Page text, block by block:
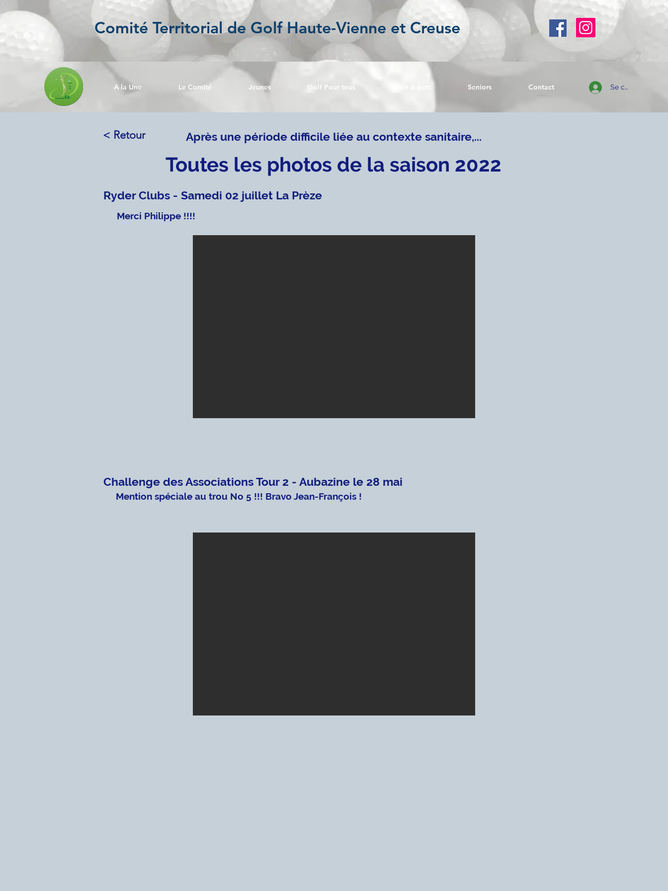
Comité Territorial de Golf Haute-Vienne et Creuse
A la Une Le Comité Jeunes Golf Pour tous Seniors Contact Se connecter
Après une période difficile liée au contexte sanitaire,...
Toutes les photos de la saison 2022
< Retour
Ryder Clubs - Samedi 02 juillet La Prèze
Merci Philippe !!!!
Challenge des Associations Tour 2 - Aubazine le 28 mai
Mention spéciale au trou No 5 !!! Bravo Jean-François !